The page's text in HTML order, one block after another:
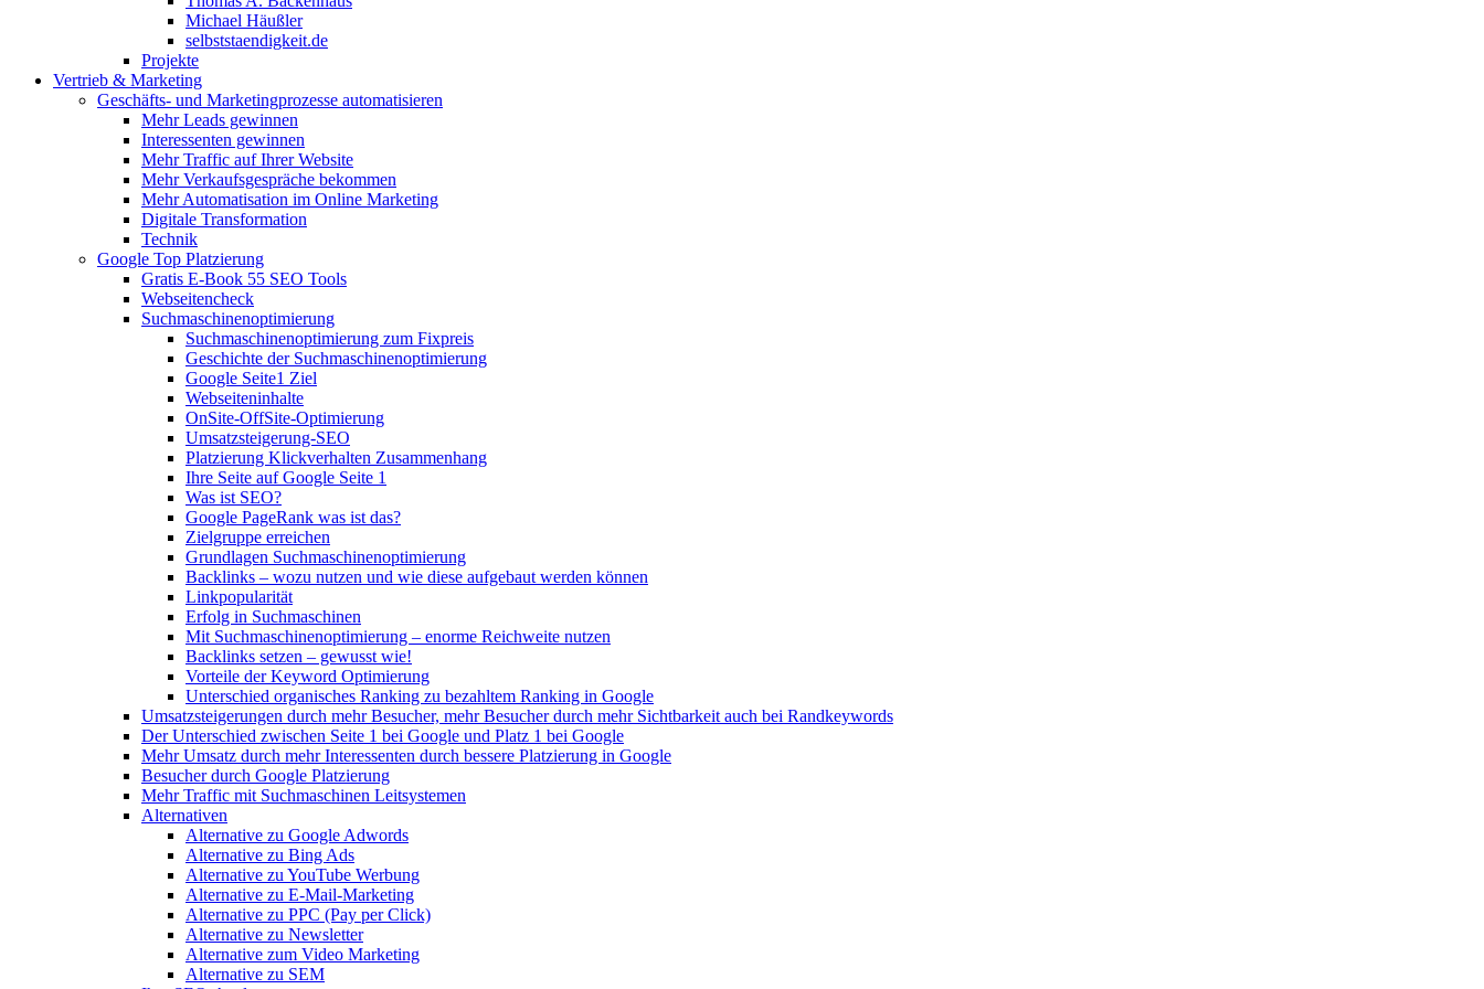
Michael Häußler
selbststaendigkeit.de
Projekte
Vertrieb & Marketing
Geschäfts- und Marketingprozesse automatisieren
Mehr Leads gewinnen
Interessenten gewinnen
Mehr Traffic auf Ihrer Website
Mehr Verkaufsgespräche bekommen
Mehr Automatisation im Online Marketing
Digitale Transformation
Technik
Google Top Platzierung
Gratis E-Book 55 SEO Tools
Webseitencheck
Suchmaschinenoptimierung
Suchmaschinenoptimierung zum Fixpreis
Geschichte der Suchmaschinenoptimierung
Google Seite1 Ziel
Webseiteninhalte
OnSite-OffSite-Optimierung
Umsatzsteigerung-SEO
Platzierung Klickverhalten Zusammenhang
Ihre Seite auf Google Seite 1
Was ist SEO?
Google PageRank was ist das?
Zielgruppe erreichen
Grundlagen Suchmaschinenoptimierung
Backlinks – wozu nutzen und wie diese aufgebaut werden können
Linkpopularität
Erfolg in Suchmaschinen
Mit Suchmaschinenoptimierung – enorme Reichweite nutzen
Backlinks setzen – gewusst wie!
Vorteile der Keyword Optimierung
Unterschied organisches Ranking zu bezahltem Ranking in Google
Umsatzsteigerungen durch mehr Besucher, mehr Besucher durch mehr Sichtbarkeit auch bei Randkeywords
Der Unterschied zwischen Seite 1 bei Google und Platz 1 bei Google
Mehr Umsatz durch mehr Interessenten durch bessere Platzierung in Google
Besucher durch Google Platzierung
Mehr Traffic mit Suchmaschinen Leitsystemen
Alternativen
Alternative zu Google Adwords
Alternative zu Bing Ads
Alternative zu YouTube Werbung
Alternative zu E-Mail-Marketing
Alternative zu PPC (Pay per Click)
Alternative zu Newsletter
Alternative zum Video Marketing
Alternative zu SEM